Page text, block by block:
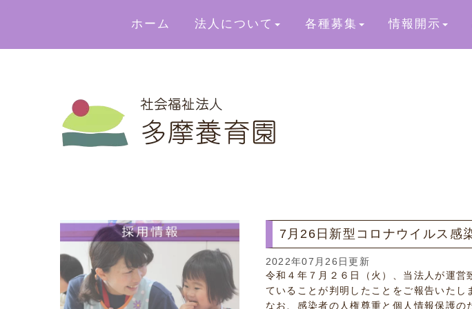
ホーム 法人について 各種募集 情報開示
7月26日新型コロナウイルス感
2022年07月26日更新
令和４年７月２６日（火）、当法人が運
ていることが判明したことをご報告いたし
なお、感染者の人権尊重と個人情報保護